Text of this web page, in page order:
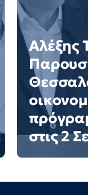
Αλέξης
στις 2